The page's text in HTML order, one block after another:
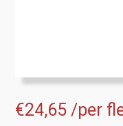
€24,65 /per